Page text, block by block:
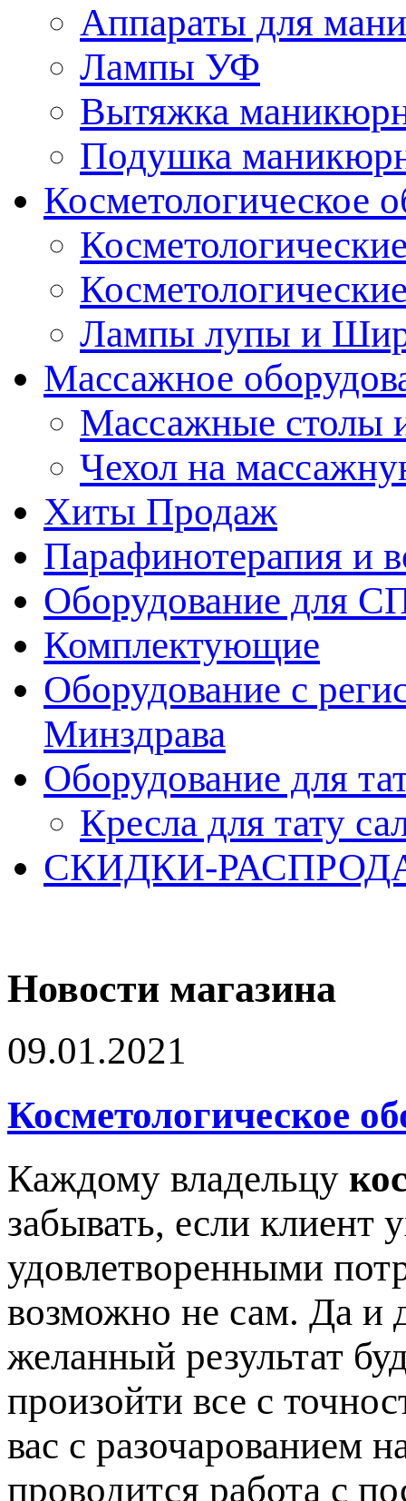
Аппараты для
Лампы УФ
Вытяжка
Подушка
Косметологическое
Лампы лупы и
Массажное
Массажные столы
Чехол на
Хиты Продаж
Парафинотерапия и
Оборудование для
Комплектующие
Оборудование с
Минздрава
Оборудование для
Кресла для тату
СКИДКИ-
Новости магазина
09.01.2021
Косметологическое
Каждому владельцу
забывать, если клиент
удовлетворенными
возможно не сам. Да и
желанный результат
произойти все с
вас с разочарованием
проводится работа с